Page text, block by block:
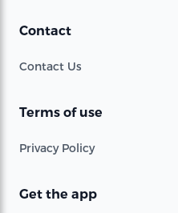
Contact
Contact Us
Terms of use
Privacy Policy
Get the app